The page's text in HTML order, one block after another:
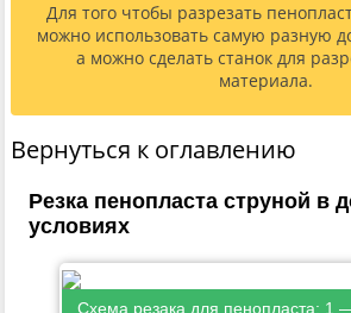
Для того чтобы разрезать
можно использовать самую разную
а можно сделать станок для
материала.
Вернуться к оглавлению
Резка пенопласта струной в
условиях
Схема резака для пенопласта: 1